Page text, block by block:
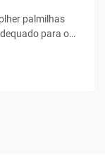
palmilhas
para o